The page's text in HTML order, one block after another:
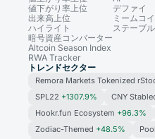
値下がり率上位
出来高上位
ハイライト
暗号資産コンバーター
Altcoin Season Index
RWA Tracker
デファイ
ミームコ
ステーブ
トレンドセクター
Remora Markets Tokenized
SPL22 +1307.9% CNY
Hookr.fun Ecosystem +96.3%
Zodiac-Themed +48.5%